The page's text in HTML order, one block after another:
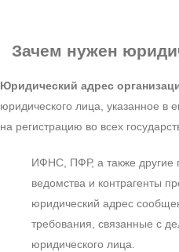
Зачем нужен
Юридический адрес
юридического лица, указанное в
на регистрацию во всех
ИФНС, ПФР, а также другие
ведомства и контрагенты
юридический адрес
требования, связанные с
юридического лица.